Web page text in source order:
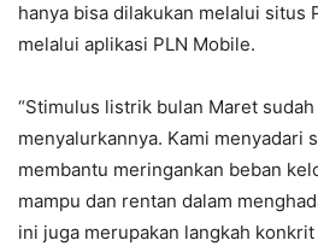
hanya bisa dilakukan melalui situs
melalui aplikasi PLN Mobile.
“Stimulus listrik bulan Maret
menyalurkannya. Kami menyadari
membantu meringankan beban
mampu dan rentan dalam
ini juga merupakan langkah